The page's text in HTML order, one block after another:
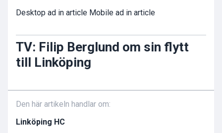
Desktop ad in article Mobile ad in article
TV: Filip Berglund om sin flytt
till Linköping
Den här artikeln handlar om:
Linköping HC